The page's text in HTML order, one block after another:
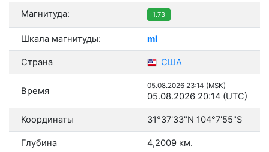
Магнитуда: 1.73
Шкала магнитуды: ml
Страна США
Время 05.08.2026 23:14 (MSK)
05.08.2026 20:14 (UTC)
Координаты 31°37'33"N 104°7'55"S
Глубина 4,2009 км.